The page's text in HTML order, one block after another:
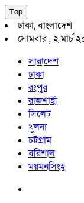
Top
ঢাকা, বাংলাদেশ
সোমবার , ২ মার্চ
সারাদেশ
ঢাকা
রংপুর
রাজশাহী
সিলেট
খুলনা
চট্টগ্রাম
বরিশাল
ময়মনসিংহ